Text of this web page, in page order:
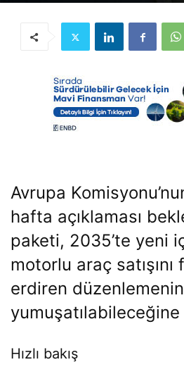
Avrupa
hafta açıklaması
paketi, 2035’te yeni
motorlu araç satışını
erdiren düzenlemenin
Hızlı bakış